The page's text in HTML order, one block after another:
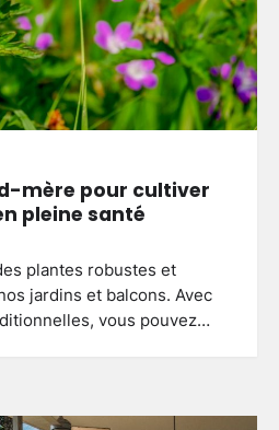
mère pour cultiver
pleine santé
plantes robustes et
jardins et balcons. Avec
vous pouvez…